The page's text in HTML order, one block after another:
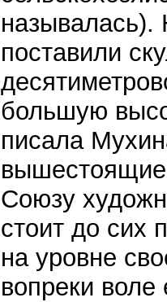
называлась).
поставили
большую
писала
вышестоящие
Союзу
стоит до сих
на уровне
вопреки воле